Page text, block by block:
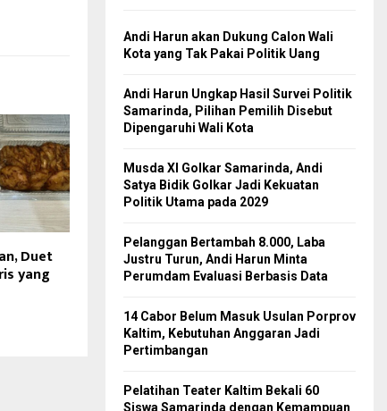
Duet
yang
Andi Harun akan Dukung Calon Wali
Kota yang Tak Pakai Politik Uang
Andi Harun Ungkap Hasil Survei Politik
Samarinda, Pilihan Pemilih Disebut
Dipengaruhi Wali Kota
Musda XI Golkar Samarinda, Andi
Satya Bidik Golkar Jadi Kekuatan
Politik Utama pada 2029
Pelanggan Bertambah 8.000, Laba
Justru Turun, Andi Harun Minta
Perumdam Evaluasi Berbasis Data
14 Cabor Belum Masuk Usulan Porprov
Kaltim, Kebutuhan Anggaran Jadi
Pertimbangan
Pelatihan Teater Kaltim Bekali 60
Siswa Samarinda dengan Kemampuan